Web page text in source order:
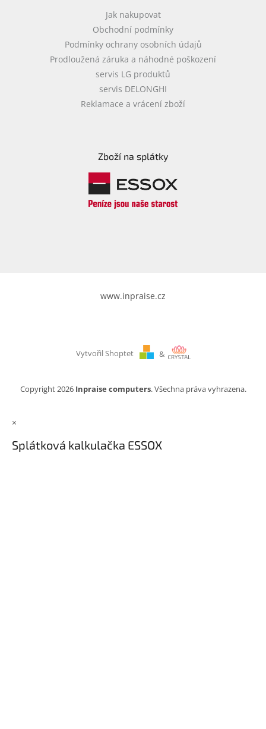
Jak nakupovat
Obchodní podmínky
Podmínky ochrany osobních údajů
Prodloužená záruka a náhodné poškození
servis LG produktů
servis DELONGHI
Reklamace a vrácení zboží
Zboží na splátky
www.inpraise.cz
Vytvořil Shoptet &
Copyright 2026 Inpraise computers. Všechna práva vyhrazena.
×
Splátková kalkulačka ESSOX